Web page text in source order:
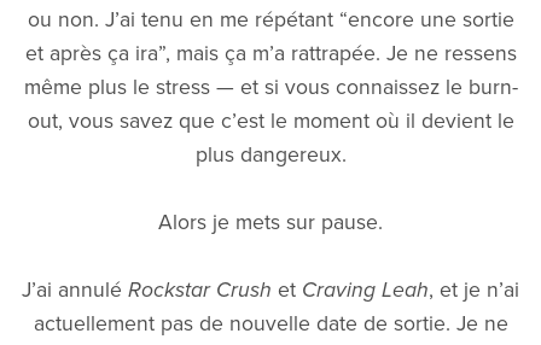
ou non. J’ai tenu en me répétant “encore une sortie
et après ça ira”, mais ça m’a rattrapée. Je ne ressens
même plus le stress — et si vous connaissez le burn-
out, vous savez que c’est le moment où il devient le
plus dangereux.
Alors je mets sur pause.
J’ai annulé Rockstar Crush et Craving Leah, et je n’ai
actuellement pas de nouvelle date de sortie. Je ne